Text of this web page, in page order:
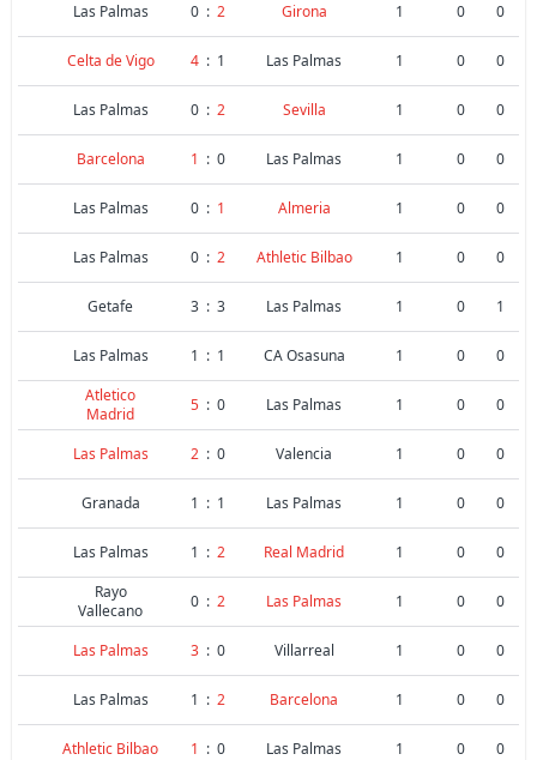
Las Palmas 0 : 2 Girona 1 0 0
Celta de Vigo 4 : 1 Las Palmas 1 0 0
Las Palmas 0 : 2 Sevilla 1 0 0
Barcelona 1 : 0 Las Palmas 1 0 0
Las Palmas 0 : 1 Almeria 1 0 0
Las Palmas 0 : 2 Athletic Bilbao 1 0 0
Getafe 3 : 3 Las Palmas 1 0 1
Las Palmas 1 : 1 CA Osasuna 1 0
0
Atletico
Madrid
5 : 0 Las Palmas 1 0 0
Las Palmas 2 : 0 Valencia 1 0 0
Granada 1 : 1 Las Palmas 1 0 0
Las Palmas 1 : 2 Real Madrid 1 0
0
Rayo
Vallecano
0 : 2 Las Palmas 1 0 0
Las Palmas 3 : 0 Villarreal 1 0 0
Las Palmas 1 : 2 Barcelona 1 0 0
Athletic Bilbao 1 : 0 Las Palmas 1 0 0